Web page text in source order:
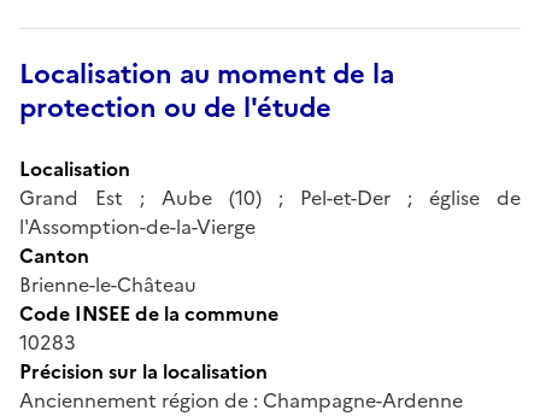
Localisation au moment de la
protection ou de l'étude
Localisation
Grand Est ; Aube (10) ; Pel-et-Der ; église de
l'Assomption-de-la-Vierge
Canton
Brienne-le-Château
Code INSEE de la commune
10283
Précision sur la localisation
Anciennement région de : Champagne-Ardenne